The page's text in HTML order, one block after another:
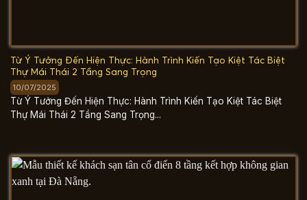
Từ Ý Tưởng Đến Hiện Thực: Hành Trình Kiến Tạo Kiệt Tác Biệt
Thự Mái Thái 2 Tầng Sang Trọng
10/07/2025
Từ Ý Tưởng Đến Hiện Thực: Hành Trình Kiến Tạo Kiệt Tác Biệt
Thự Mái Thái 2 Tầng Sang Trọng...